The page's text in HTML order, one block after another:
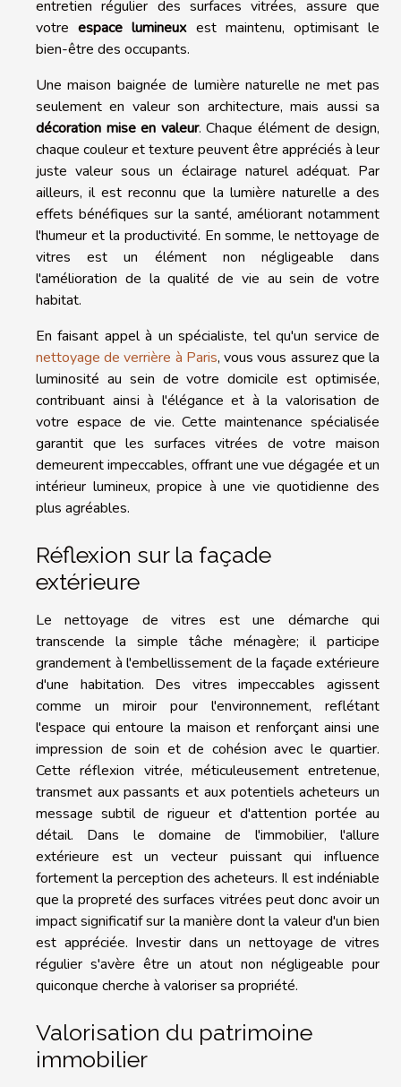
entretien régulier des surfaces vitrées, assure que
votreespace lumineuxest maintenu, optimisant le
bien-être des occupants.
Une maison baignée de lumière naturelle ne met pas
seulement en valeur son architecture, mais aussi sa
décoration mise en valeur. Chaque élément de design,
chaque couleur et texture peuvent être appréciés à leur
juste valeur sous un éclairage naturel adéquat. Par
ailleurs, il est reconnu que la lumière naturelle a des
effets bénéfiques sur la santé, améliorant notamment
l'humeur et la productivité. En somme, le nettoyage de
vitres est un élément non négligeable dans
l'amélioration de la qualité de vie au sein de votre
habitat.
En faisant appel à un spécialiste, tel qu'un service de
nettoyage de verrière à Paris, vous vous assurez que la
luminosité au sein de votre domicile est optimisée,
contribuant ainsi à l'élégance et à la valorisation de
votre espace de vie. Cette maintenance spécialisée
garantit que les surfaces vitrées de votre maison
demeurent impeccables, offrant une vue dégagée et un
intérieur lumineux, propice à une vie quotidienne des
plus agréables.
Réflexion sur la façade
extérieure
Le nettoyage de vitres est une démarche qui
transcende la simple tâche ménagère; il participe
grandement à l'embellissement de la façade extérieure
d'une habitation. Des vitres impeccables agissent
comme un miroir pour l'environnement, reflétant
l'espace qui entoure la maison et renforçant ainsi une
impression de soin et de cohésion avec le quartier.
Cette réflexion vitrée, méticuleusement entretenue,
transmet aux passants et aux potentiels acheteurs un
message subtil de rigueur et d'attention portée au
détail. Dans le domaine de l'immobilier, l'allure
extérieure est un vecteur puissant qui influence
fortement la perception des acheteurs. Il est indéniable
que la propreté des surfaces vitrées peut donc avoir un
impact significatif sur la manière dont la valeur d'un bien
est appréciée. Investir dans un nettoyage de vitres
régulier s'avère être un atout non négligeable pour
quiconque cherche à valoriser sa propriété.
Valorisation du patrimoine
immobilier